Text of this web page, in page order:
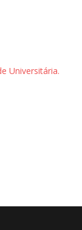
Universitária.